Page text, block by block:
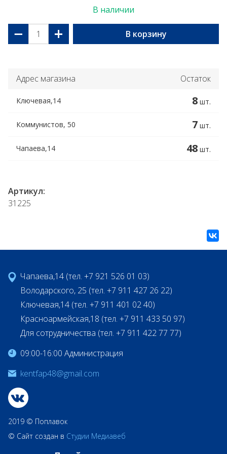
В наличии
− + В корзину
Адрес магазина Остаток
Ключевая,14 8 шт.
Коммунистов, 50 7 шт.
Чапаева,14 48 шт.
Артикул:
31225
Чапаева,14 (тел. +7 921 526 01 03)
Володарского, 25 (тел. +7 911 427 26 22)
Ключевая,14 (тел. +7 911 401 02 40)
Красноармейская,18 (тел. +7 911 433 50 97)
Для сотрудничества (тел. +7 911 422 77 77)
09:00-16:00 Администрация
kentfap48@gmail.com
2019 © Поплавок
© Сайт создан в Студии Медиавеб